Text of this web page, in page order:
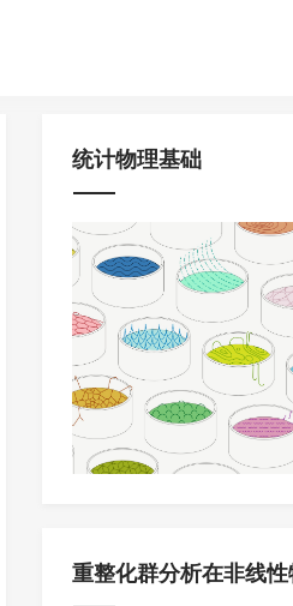
统计物理基础
重整化群分析在非线